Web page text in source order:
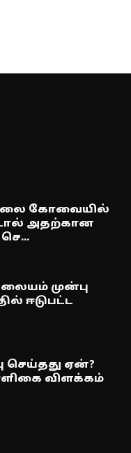
கோவையில்
அதற்கான
முன்பு
ஈடுபட்ட
செய்தது ஏன்?
விளக்கம்